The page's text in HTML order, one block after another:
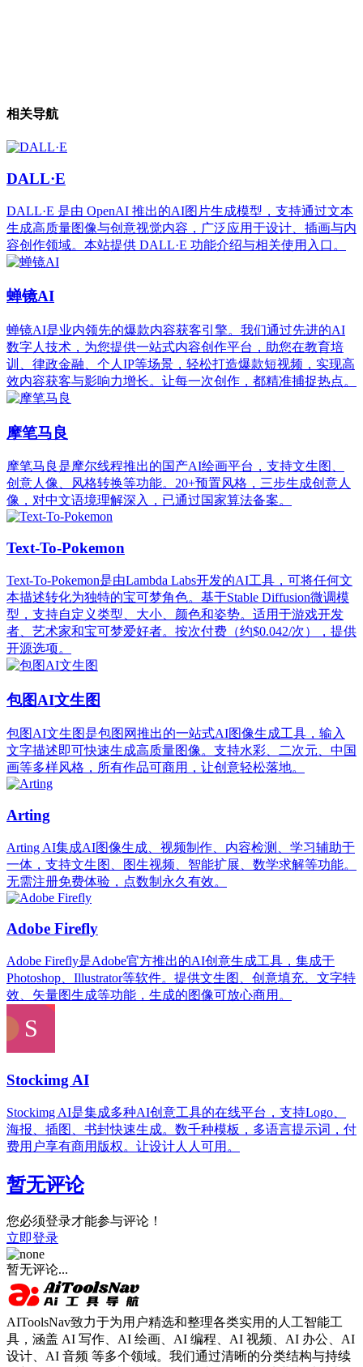
相关导航
DALL·E
DALL·E 是由 OpenAI 推出的AI图片生成模型，支持通过文本
生成高质量图像与创意视觉内容，广泛应用于设计、插画与内
容创作领域。本站提供 DALL·E 功能介绍与相关使用入口。
蝉镜AI
蝉镜AI是业内领先的爆款内容获客引擎。我们通过先进的AI
数字人技术，为您提供一站式内容创作平台，助您在教育培
训、律政金融、个人IP等场景，轻松打造爆款短视频，实现高
效内容获客与影响力增长。让每一次创作，都精准捕捉热点。
摩笔马良
摩笔马良是摩尔线程推出的国产AI绘画平台，支持文生图、
创意人像、风格转换等功能。20+预置风格，三步生成创意人
像，对中文语境理解深入，已通过国家算法备案。
Text-To-Pokemon
Text-To-Pokemon是由Lambda Labs开发的AI工具，可将任何文
本描述转化为独特的宝可梦角色。基于Stable Diffusion微调模
型，支持自定义类型、大小、颜色和姿势。适用于游戏开发
者、艺术家和宝可梦爱好者。按次付费（约$0.042/次），提供
开源选项。
包图AI文生图
包图AI文生图是包图网推出的一站式AI图像生成工具，输入
文字描述即可快速生成高质量图像。支持水彩、二次元、中国
画等多样风格，所有作品可商用，让创意轻松落地。
Arting
Arting AI集成AI图像生成、视频制作、内容检测、学习辅助于
一体，支持文生图、图生视频、智能扩展、数学求解等功能。
无需注册免费体验，点数制永久有效。
Adobe Firefly
Adobe Firefly是Adobe官方推出的AI创意生成工具，集成于
Photoshop、Illustrator等软件。提供文生图、创意填充、文字特
效、矢量图生成等功能，生成的图像可放心商用。
Stockimg AI
Stockimg AI是集成多种AI创意工具的在线平台，支持Logo、
海报、插图、书封快速生成。数千种模板，多语言提示词，付
费用户享有商用版权。让设计人人可用。
暂无评论
您必须登录才能参与评论！
立即登录
暂无评论...
AIToolsNav致力于为用户精选和整理各类实用的人工智能工
具，涵盖 AI 写作、AI 绘画、AI 编程、AI 视频、AI 办公、AI
设计、AI 音频 等多个领域。我们通过清晰的分类结构与持续